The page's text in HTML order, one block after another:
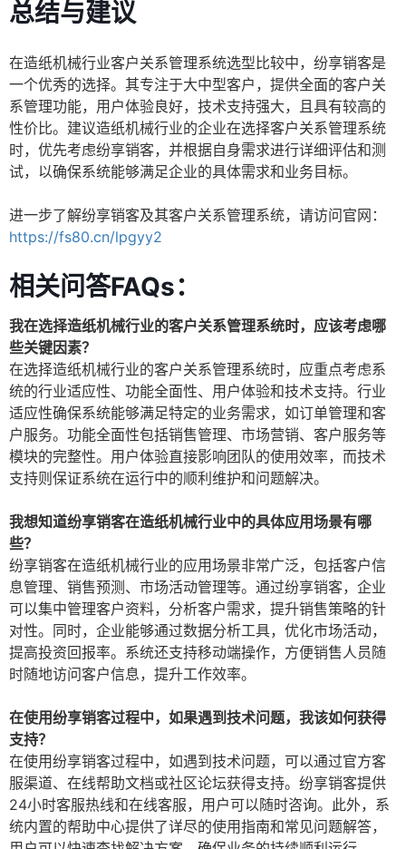
总结与建议
在造纸机械行业客户关系管理系统选型比较中，纷享销客是
一个优秀的选择。其专注于大中型客户，提供全面的客户关
系管理功能，用户体验良好，技术支持强大，且具有较高的
性价比。建议造纸机械行业的企业在选择客户关系管理系统
时，优先考虑纷享销客，并根据自身需求进行详细评估和测
试，以确保系统能够满足企业的具体需求和业务目标。
进一步了解纷享销客及其客户关系管理系统，请访问官网：
https://fs80.cn/lpgyy2
相关问答FAQs：
我在选择造纸机械行业的客户关系管理系统时，应该考虑哪
些关键因素？
在选择造纸机械行业的客户关系管理系统时，应重点考虑系
统的行业适应性、功能全面性、用户体验和技术支持。行业
适应性确保系统能够满足特定的业务需求，如订单管理和客
户服务。功能全面性包括销售管理、市场营销、客户服务等
模块的完整性。用户体验直接影响团队的使用效率，而技术
支持则保证系统在运行中的顺利维护和问题解决。
我想知道纷享销客在造纸机械行业中的具体应用场景有哪
些？
纷享销客在造纸机械行业的应用场景非常广泛，包括客户信
息管理、销售预测、市场活动管理等。通过纷享销客，企业
可以集中管理客户资料，分析客户需求，提升销售策略的针
对性。同时，企业能够通过数据分析工具，优化市场活动，
提高投资回报率。系统还支持移动端操作，方便销售人员随
时随地访问客户信息，提升工作效率。
在使用纷享销客过程中，如果遇到技术问题，我该如何获得
支持？
在使用纷享销客过程中，如遇到技术问题，可以通过官方客
服渠道、在线帮助文档或社区论坛获得支持。纷享销客提供
24小时客服热线和在线客服，用户可以随时咨询。此外，系
统内置的帮助中心提供了详尽的使用指南和常见问题解答，